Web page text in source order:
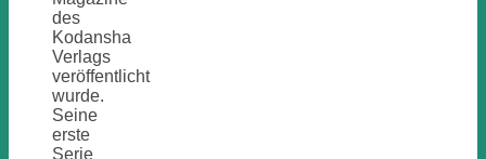
des
Kodansha
Verlags
veröffentlicht
wurde.
Seine
erste
Serie